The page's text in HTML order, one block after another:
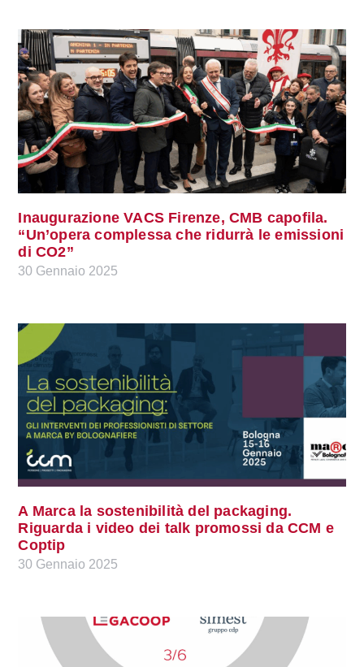
Inaugurazione VACS Firenze, CMB capofila.
“Un’opera complessa che ridurrà le emissioni
di CO2”
30 Gennaio 2025
A Marca la sostenibilità del packaging.
Riguarda i video dei talk promossi da CCM e
Coptip
30 Gennaio 2025